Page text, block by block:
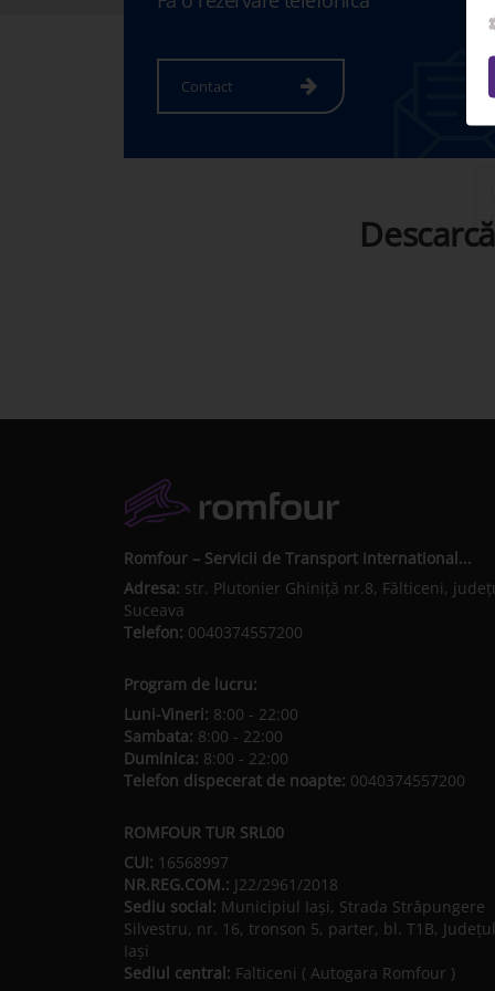
Contact
Romfour – Servicii de Transport International...
Adresa: str. Plutonier Ghiniţă nr.8, Fălticeni,
Suceava
Telefon: 0040374557200
Program de lucru:
Luni-Vineri: 8:00 - 22:00
Sambata: 8:00 - 22:00
Duminica: 8:00 - 22:00
Telefon dispecerat de noapte: 0040374557200
ROMFOUR TUR SRL00
CUI: 16568997
NR.REG.COM.: J22/2961/2018
Sediu social: Municipiul Iaşi, Strada Străpungere
Silvestru, nr. 16, tronson 5, parter, bl. T1B, Județul
Iaşi
Sediul central: Falticeni ( Autogara Romfour )